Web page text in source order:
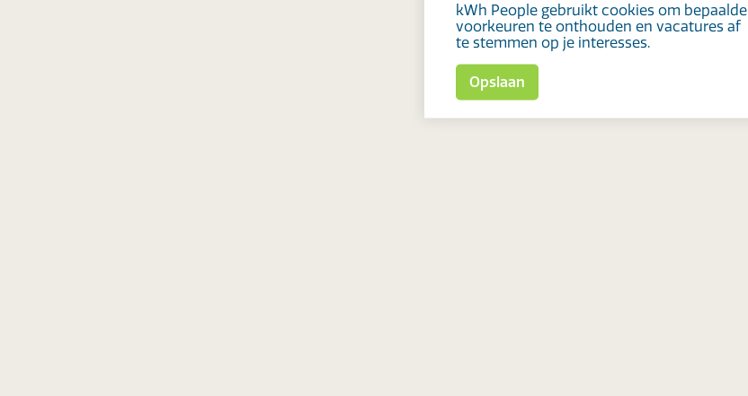
kWh People gebruikt cookies om bepaalde
voorkeuren te onthouden en vacatures af
te stemmen op je interesses.